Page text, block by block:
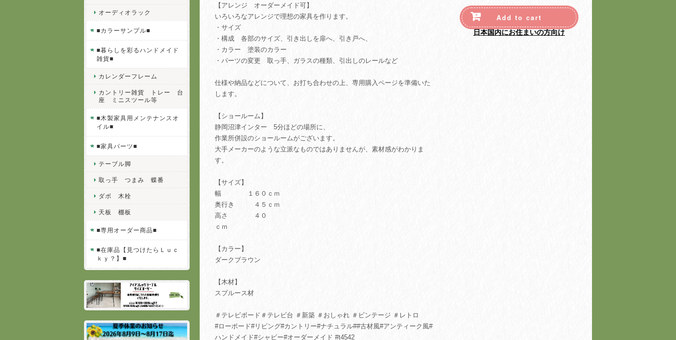
【アレンジ オーダーメイド可】
いろいろなアレンジで理想の家具を作ります。
・サイズ
・構成 各部のサイズ、引き出しを扉へ、引き戸へ、
・カラー 塗装のカラー
・パーツの変更 取っ手、ガラスの種類、引出しのレールなど
仕様や納品などについて、お打ち合わせの上、専用購入ページを準備いた
します。
【ショールーム】
静岡沼津インター 5分ほどの場所に、
作業所併設のショールームがございます。
大手メーカーのような立派なものではありませんが、素材感がわかりま
す。
【サイズ】
幅 １６０ｃｍ
奥行き ４５ｃｍ
高さ ４０
ｃｍ
【カラー】
ダークブラウン
【木材】
スプルース材
＃テレビボード＃テレビ台 ＃新築 ＃おしゃれ ＃ビンテージ ＃レトロ
#ローボード#リビング#カントリー#ナチュラル##古材風#アンティーク風#
ハンドメイド#シャビー#オーダーメイド #t4542
Add to cart
日本国内にお住まいの方向け
オーディオラック
■カラーサンプル■
■暮らしを彩るハンドメイド
雑貨■
カレンダーフレーム
カントリー雑貨 トレー 台
座 ミニスツール等
■木製家具用メンテナンスオ
イル■
■家具パーツ■
テーブル脚
取っ手 つまみ 蝶番
ダボ 木栓
天板 棚板
■専用オーダー商品■
■在庫品【見つけたらＬｕｃ
ｋｙ？】■